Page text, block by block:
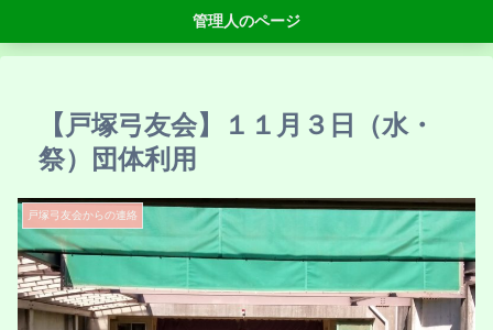
管理人のページ
【戸塚弓友会】１１月３日（水・
祭）団体利用
戸塚弓友会からの連絡